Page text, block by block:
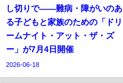
し切りで——難病・障がいのあ
る子どもと家族のための「ドリ
ームナイト・アット・ザ・ズ
ー」が7月4日開催
2026-06-18